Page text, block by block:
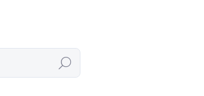
Hledat